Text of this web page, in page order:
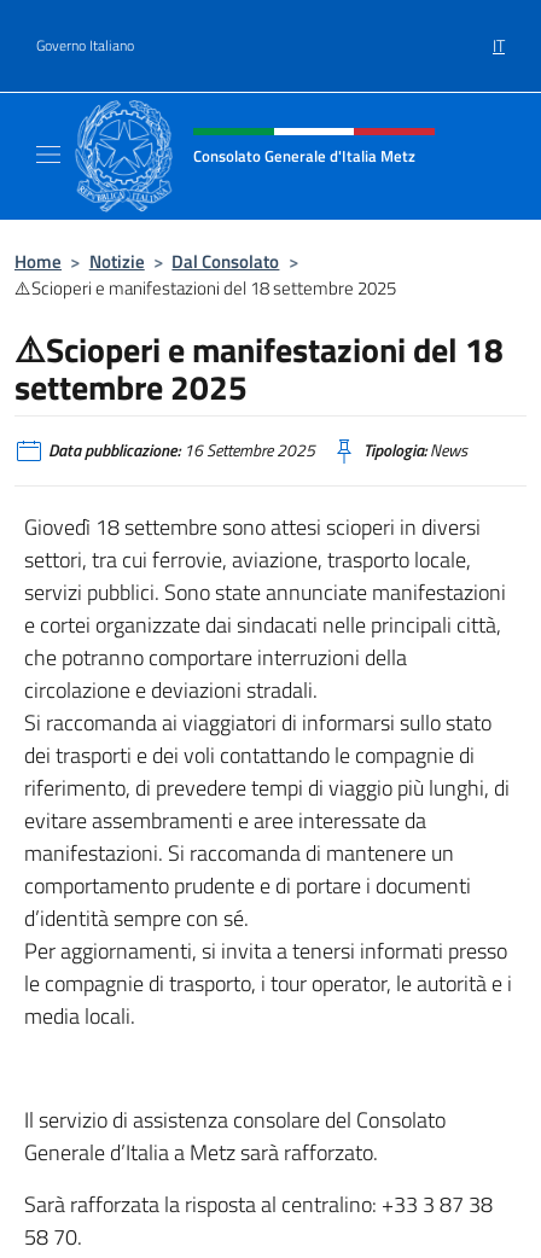
Governo Italiano IT
Intestazione sito, social e menù
Consolato Generale d'Italia Metz
Home > Notizie > Dal Consolato >
⚠️Scioperi e manifestazioni del 18 settembre 2025
⚠️Scioperi e manifestazioni del 18
settembre 2025
Data pubblicazione:16 Settembre 2025 Tipologia:News
Giovedì 18 settembre sono attesi scioperi in diversi
settori, tra cui ferrovie, aviazione, trasporto locale,
servizi pubblici. Sono state annunciate manifestazioni
e cortei organizzate dai sindacati nelle principali città,
che potranno comportare interruzioni della
circolazione e deviazioni stradali.
Si raccomanda ai viaggiatori di informarsi sullo stato
dei trasporti e dei voli contattando le compagnie di
riferimento, di prevedere tempi di viaggio più lunghi, di
evitare assembramenti e aree interessate da
manifestazioni. Si raccomanda di mantenere un
comportamento prudente e di portare i documenti
d’identità sempre con sé.
Per aggiornamenti, si invita a tenersi informati presso
le compagnie di trasporto, i tour operator, le autorità e i
media locali.
Il servizio di assistenza consolare del Consolato
Generale d’Italia a Metz sarà rafforzato.
Sarà rafforzata la risposta al centralino: +33 3 87 38
58 70.